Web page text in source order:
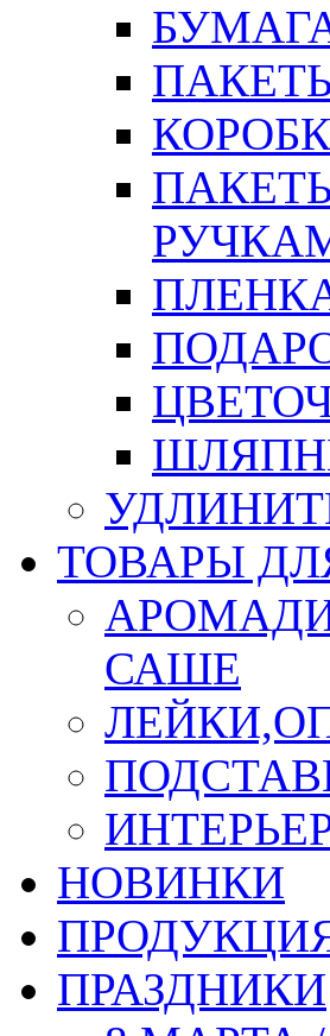
ТОВАРЫ
САШЕ
НОВИНКИ
ПРОДУКЦИЯ
ПРАЗДНИКИ